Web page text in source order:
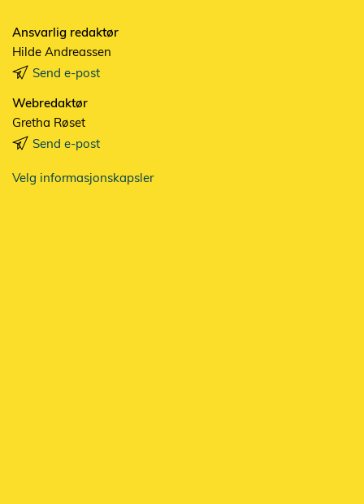
Ansvarlig redaktør
Hilde Andreassen
Send e-post
Webredaktør
Gretha Røset
Send e-post
Velg informasjonskapsler